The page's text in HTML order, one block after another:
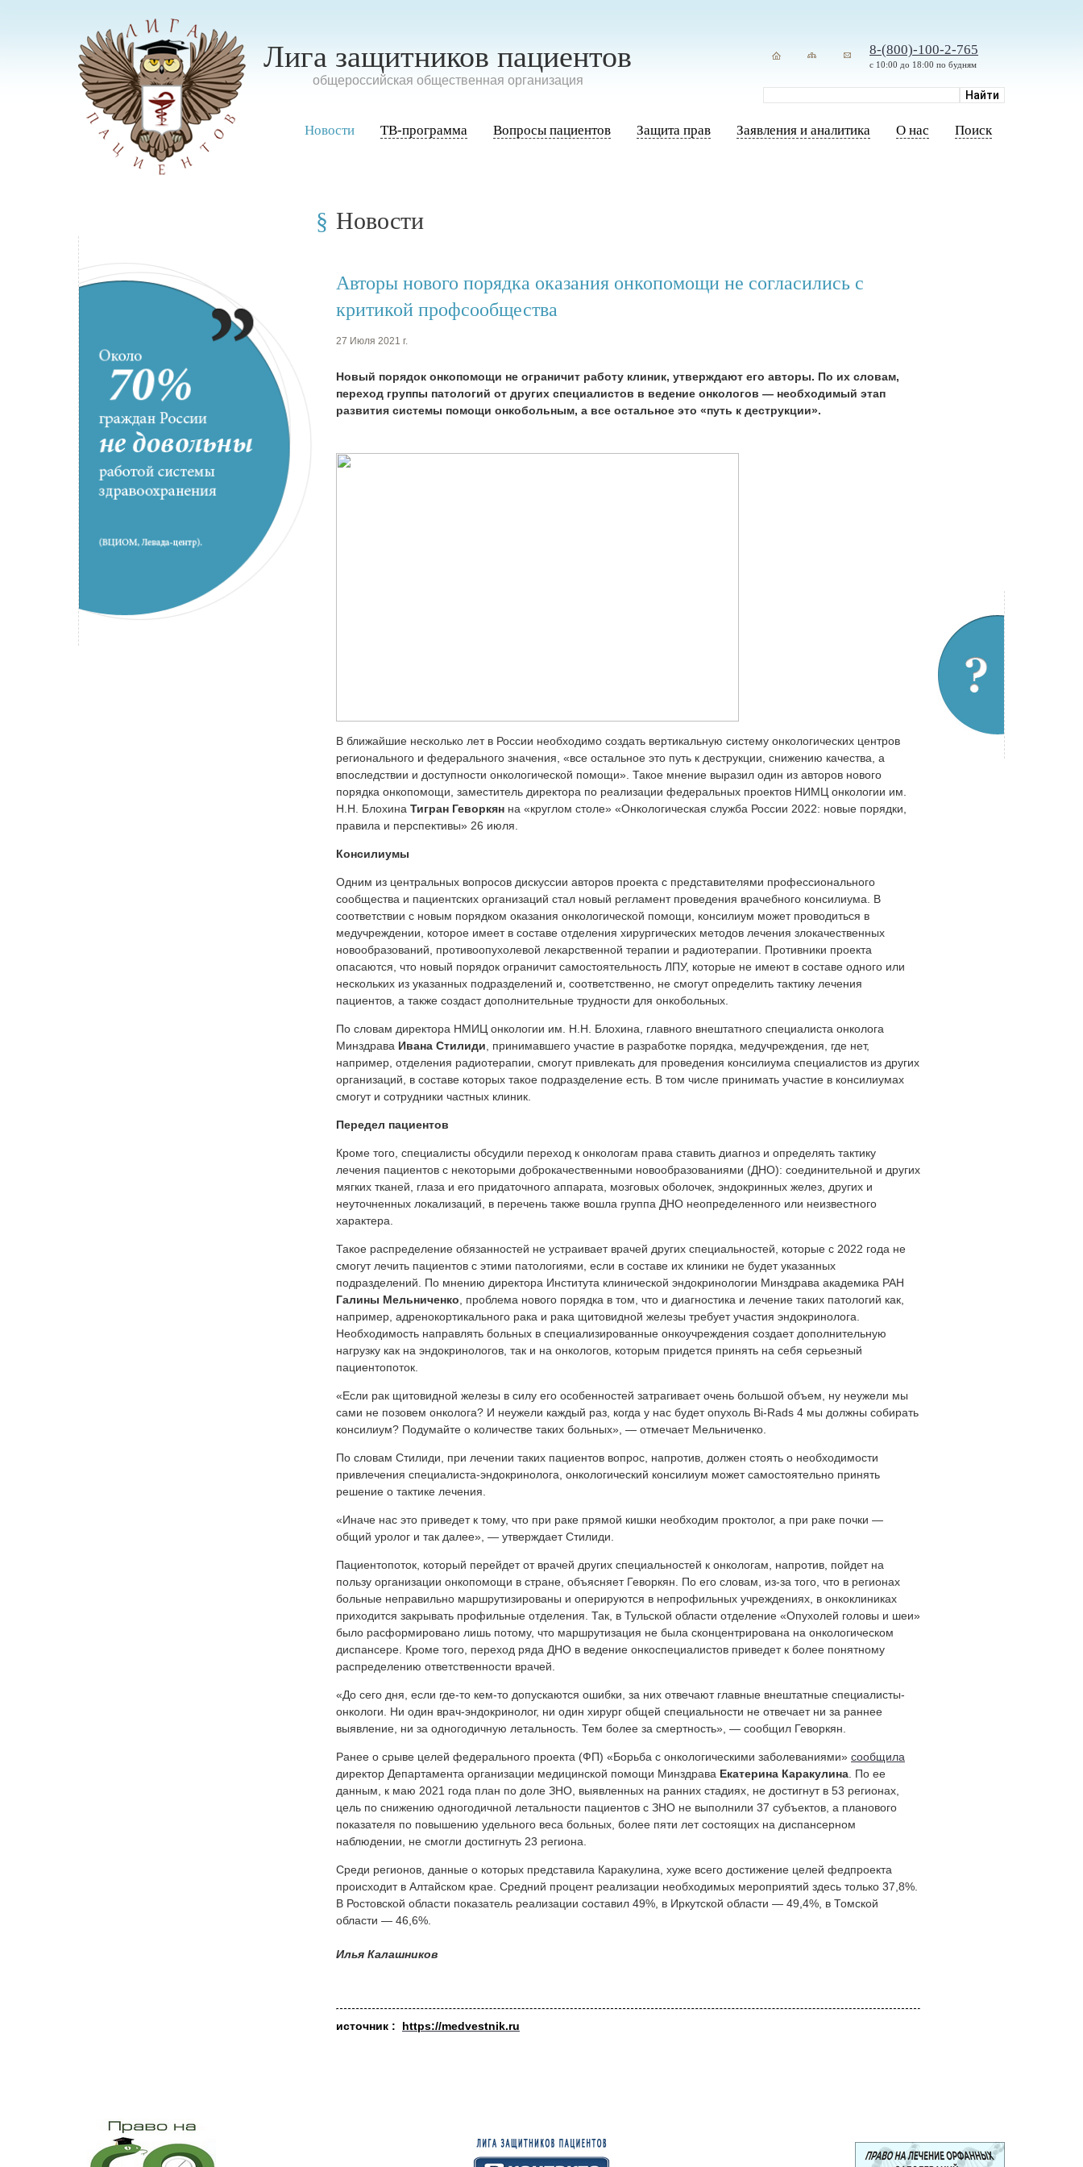
Лига защитников пациентов
oбщероссийская общественная организация
8-(800)-100-2-765
с 10:00 до 18:00 по будням
Новости ТВ-программа Вопросы пациентов Защита прав Заявления и аналитика О нас Поиск
Новости
Авторы нового порядка оказания онкопомощи не согласились с
критикой профсообщества
27 Июля 2021 г.
Новый порядок онкопомощи не ограничит работу клиник, утверждают его авторы. По их словам,
переход группы патологий от других специалистов в ведение онкологов — необходимый этап
развития системы помощи онкобольным, а все остальное это «путь к деструкции».
В ближайшие несколько лет в России необходимо создать вертикальную систему онкологических центров
регионального и федерального значения, «все остальное это путь к деструкции, снижению качества, а
впоследствии и доступности онкологической помощи». Такое мнение выразил один из авторов нового
порядка онкопомощи, заместитель директора по реализации федеральных проектов НИМЦ онкологии им.
Н.Н. Блохина Тигран Геворкян на «круглом столе» «Онкологическая служба России 2022: новые порядки,
правила и перспективы» 26 июля.
Консилиумы
Одним из центральных вопросов дискуссии авторов проекта с представителями профессионального
сообщества и пациентских организаций стал новый регламент проведения врачебного консилиума. В
соответствии с новым порядком оказания онкологической помощи, консилиум может проводиться в
медучреждении, которое имеет в составе отделения хирургических методов лечения злокачественных
новообразований, противоопухолевой лекарственной терапии и радиотерапии. Противники проекта
опасаются, что новый порядок ограничит самостоятельность ЛПУ, которые не имеют в составе одного или
нескольких из указанных подразделений и, соответственно, не смогут определить тактику лечения
пациентов, а также создаст дополнительные трудности для онкобольных.
По словам директора НМИЦ онкологии им. Н.Н. Блохина, главного внештатного специалиста онколога
Минздрава Ивана Стилиди, принимавшего участие в разработке порядка, медучреждения, где нет,
например, отделения радиотерапии, смогут привлекать для проведения консилиума специалистов из других
организаций, в составе которых такое подразделение есть. В том числе принимать участие в консилиумах
смогут и сотрудники частных клиник.
Передел пациентов
Кроме того, специалисты обсудили переход к онкологам права ставить диагноз и определять тактику
лечения пациентов с некоторыми доброкачественными новообразованиями (ДНО): соединительной и других
мягких тканей, глаза и его придаточного аппарата, мозговых оболочек, эндокринных желез, других и
неуточненных локализаций, в перечень также вошла группа ДНО неопределенного или неизвестного
характера.
Такое распределение обязанностей не устраивает врачей других специальностей, которые с 2022 года не
смогут лечить пациентов с этими патологиями, если в составе их клиники не будет указанных
подразделений. По мнению директора Института клинической эндокринологии Минздрава академика РАН
Галины Мельниченко, проблема нового порядка в том, что и диагностика и лечение таких патологий как,
например, адренокортикального рака и рака щитовидной железы требует участия эндокринолога.
Необходимость направлять больных в специализированные онкоучреждения создает дополнительную
нагрузку как на эндокринологов, так и на онкологов, которым придется принять на себя серьезный
пациентопоток.
«Если рак щитовидной железы в силу его особенностей затрагивает очень большой объем, ну неужели мы
сами не позовем онколога? И неужели каждый раз, когда у нас будет опухоль Bi-Rads 4 мы должны собирать
консилиум? Подумайте о количестве таких больных», — отмечает Мельниченко.
По словам Стилиди, при лечении таких пациентов вопрос, напротив, должен стоять о необходимости
привлечения специалиста-эндокринолога, онкологический консилиум может самостоятельно принять
решение о тактике лечения.
«Иначе нас это приведет к тому, что при раке прямой кишки необходим проктолог, а при раке почки —
общий уролог и так далее», — утверждает Стилиди.
Пациентопоток, который перейдет от врачей других специальностей к онкологам, напротив, пойдет на
пользу организации онкопомощи в стране, объясняет Геворкян. По его словам, из-за того, что в регионах
больные неправильно маршрутизированы и оперируются в непрофильных учреждениях, в онкоклиниках
приходится закрывать профильные отделения. Так, в Тульской области отделение «Опухолей головы и шеи»
было расформировано лишь потому, что маршрутизация не была сконцентрирована на онкологическом
диспансере. Кроме того, переход ряда ДНО в ведение онкоспециалистов приведет к более понятному
распределению ответственности врачей.
«До сего дня, если где-то кем-то допускаются ошибки, за них отвечают главные внештатные специалисты-
онкологи. Ни один врач-эндокринолог, ни один хирург общей специальности не отвечает ни за раннее
выявление, ни за одногодичную летальность. Тем более за смертность», — сообщил Геворкян.
Ранее о срыве целей федерального проекта (ФП) «Борьба с онкологическими заболеваниями» сообщила
директор Департамента организации медицинской помощи Минздрава Екатерина Каракулина. По ее
данным, к маю 2021 года план по доле ЗНО, выявленных на ранних стадиях, не достигнут в 53 регионах,
цель по снижению одногодичной летальности пациентов с ЗНО не выполнили 37 субъектов, а планового
показателя по повышению удельного веса больных, более пяти лет состоящих на диспансерном
наблюдении, не смогли достигнуть 23 региона.
Среди регионов, данные о которых представила Каракулина, хуже всего достижение целей федпроекта
происходит в Алтайском крае. Средний процент реализации необходимых мероприятий здесь только 37,8%.
В Ростовской области показатель реализации составил 49%, в Иркутской области — 49,4%, в Томской
области — 46,6%.
Илья Калашников
источник : https://medvestnik.ru